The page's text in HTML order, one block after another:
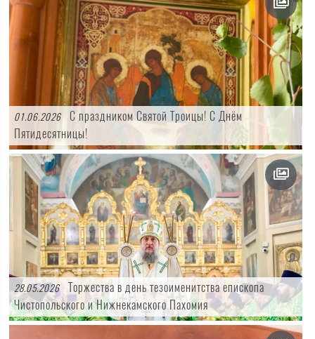
01.06.2026
С праздником Святой Троицы! С Днём
Пятидесятницы!
28.05.2026
Торжества в день тезоименитства епископа
Чистопольского и Нижнекамского Пахомия